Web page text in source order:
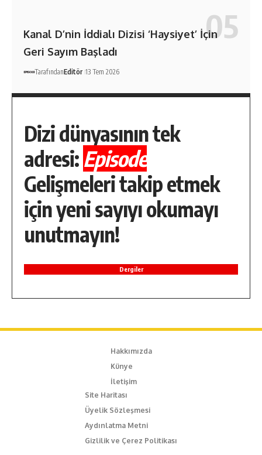
Kanal D’nin İddialı Dizisi ‘Haysiyet’ İçin
Geri Sayım Başladı
TarafındanEditör 13 Tem 2026
Dizi dünyasının tek
adresi: Episode
Gelişmeleri takip etmek
için yeni sayıyı okumayı
unutmayın!
Dergiler
Hakkımızda
Künye
İletişim
Site Haritası
Üyelik Sözleşmesi
Aydınlatma Metni
Gizlilik ve Çerez Politikası